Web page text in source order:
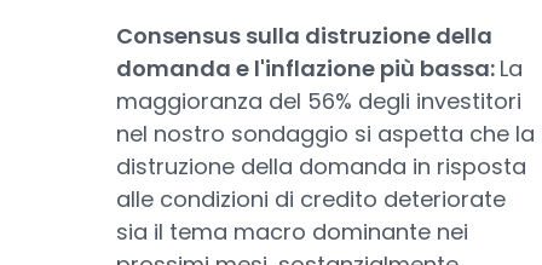
Consensus sulla distruzione della
domanda e l'inflazione più bassa: La
maggioranza del 56% degli investitori
nel nostro sondaggio si aspetta che la
distruzione della domanda in risposta
alle condizioni di credito deteriorate
sia il tema macro dominante nei